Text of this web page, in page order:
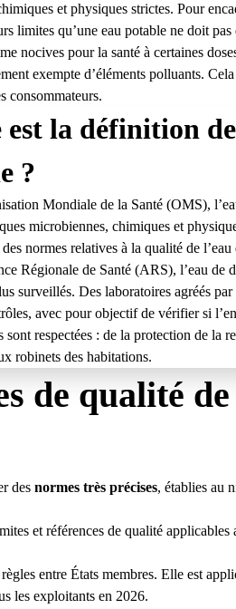
et physiques strictes. Pour
limites qu’une eau potable ne doit pas
nocives pour la santé à certaines
exempte d’éléments polluants.
consommateurs.
est la définition
?
Mondiale de la Santé (OMS),
microbiennes, chimiques et
normes relatives à la qualité de
Régionale de Santé (ARS), l’eau de
surveillés. Des laboratoires agréés
avec pour objectif de vérifier si
sont respectées : de la protection de la
robinets des habitations.
de qualité de
des normes très précises, établies au
et références de qualité applicables
entre États membres. Elle est
les exploitants en 2026.